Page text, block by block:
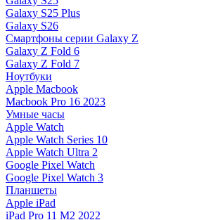
Galaxy S25 Plus
Galaxy S26
Смартфоны серии Galaxy Z
Galaxy Z Fold 6
Galaxy Z Fold 7
Ноутбуки
Apple Macbook
Macbook Pro 16 2023
Умные часы
Apple Watch
Apple Watch Series 10
Apple Watch Ultra 2
Google Pixel Watch
Google Pixel Watch 3
Планшеты
Apple iPad
iPad Pro 11 M2 2022